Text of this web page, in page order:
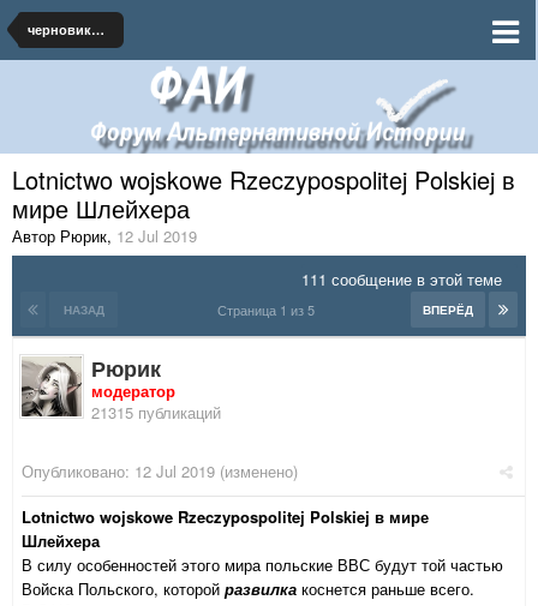
черновики и наброски по миру
Lotnictwo wojskowe Rzeczypospolitej Polskiej в
мире Шлейхера
Автор Рюрик, 12 Jul 2019
111 сообщение в этой теме
НАЗАД ВПЕРЁД
Страница 1 из 5
Рюрик
модератор
21315 публикаций
Опубликовано: 12 Jul 2019 (изменено)
Lotnictwo wojskowe Rzeczypospolitej Polskiej в мире
Шлейхера
В силу особенностей этого мира польские ВВС будут той частью
Войска Польского, которой развилка коснется раньше всего.